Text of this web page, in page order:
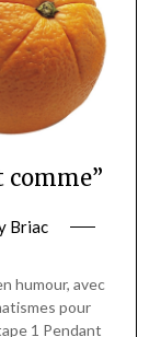
comme”
Briac
humour, avec
pour
1 Pendant